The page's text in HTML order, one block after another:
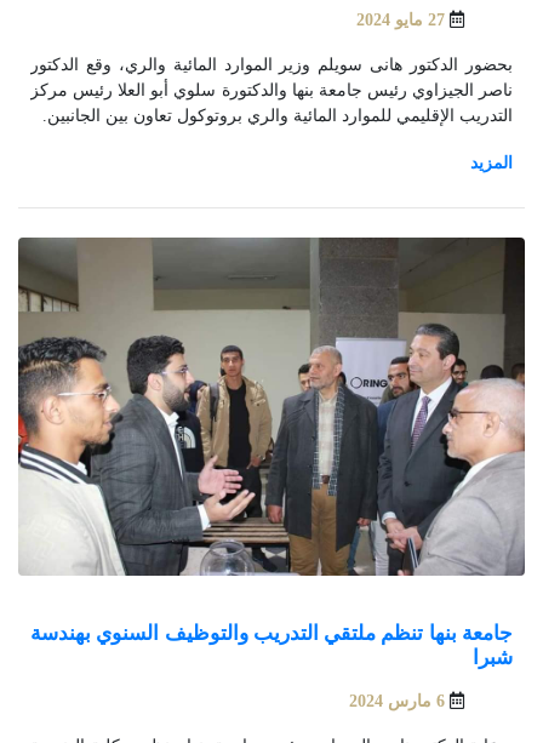
27 مايو 2024
بحضور الدكتور هانى سويلم وزير الموارد المائية والري، وقع الدكتور
ناصر الجيزاوي رئيس جامعة بنها والدكتورة سلوي أبو العلا رئيس مركز
التدريب الإقليمي للموارد المائية والري بروتوكول تعاون بين الجانبين.
جامعة بنها تنظم ملتقي التدريب والتوظيف السنوي بهندسة
شبرا
6 مارس 2024